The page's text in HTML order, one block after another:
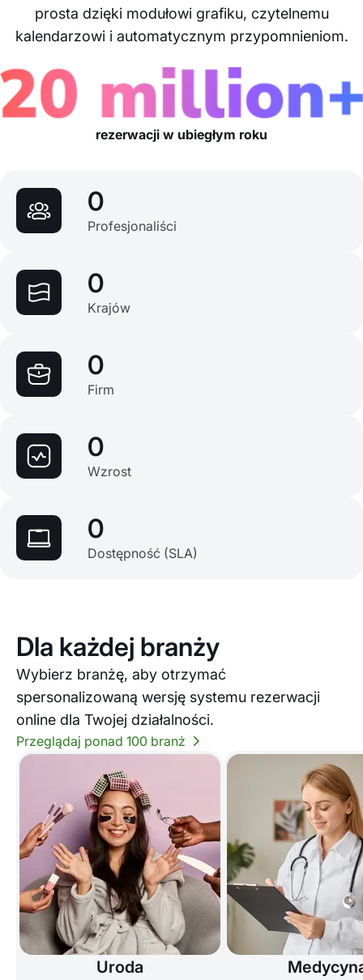
prosta dzięki modułowi grafiku, czytelnemu
kalendarzowi i automatycznym przypomnieniom.
rezerwacji w ubiegłym roku
0
Profesjonaliści
0
Krajów
0
Firm
0
Wzrost
0
Dostępność (SLA)
Dla każdej branży
Wybierz branżę, aby otrzymać
spersonalizowaną wersję systemu rezerwacji
online dla Twojej działalności.
Przeglądaj ponad 100 branż
Uroda